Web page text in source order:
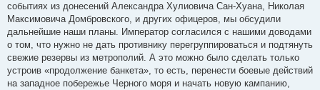
событиях из донесений Александра Хулиовича Сан-Хуана, Николая
Максимовича Домбровского, и других офицеров, мы обсудили
дальнейшие наши планы. Император согласился с нашими доводами
о том, что нужно не дать противнику перегруппироваться и подтянуть
свежие резервы из метрополий. А это можно было сделать только
устроив «продолжение банкета», то есть, перенести боевые действий
на западное побережье Черного моря и начать новую кампанию,